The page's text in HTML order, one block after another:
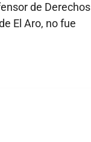
de Derechos
El Aro, no fue